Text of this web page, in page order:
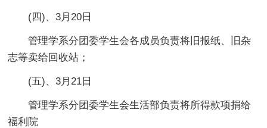
(四)、3月20日
管理学系分团委学生会各成员负责将旧报纸、旧杂
志等卖给回收站；
(五)、3月21日
管理学系分团委学生会生活部负责将所得款项捐给
福利院